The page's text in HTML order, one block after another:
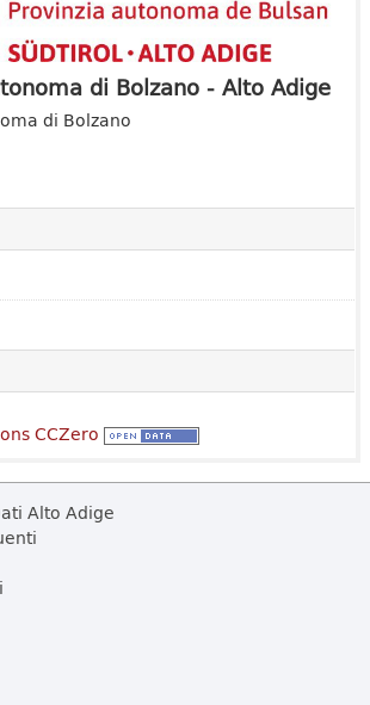
di Bolzano - Alto Adige
di Bolzano
CCZero
Alto Adige